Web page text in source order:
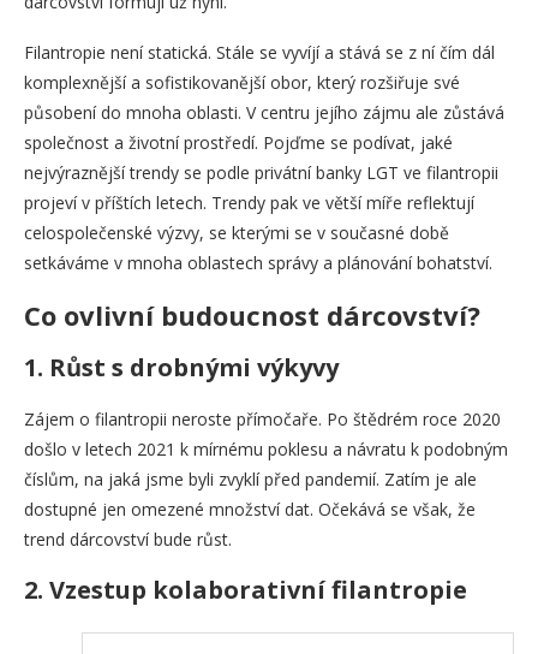
Filantropie není statická. Stále se vyvíjí a stává se z ní čím dál
komplexnější a sofistikovanější obor, který rozšiřuje své
působení do mnoha oblasti. V centru jejího zájmu ale zůstává
společnost a životní prostředí. Pojďme se podívat, jaké
nejvýraznější trendy se podle privátní banky LGT ve filantropii
projeví v příštích letech. Trendy pak ve větší míře reflektují
celospolečenské výzvy, se kterými se v současné době
setkáváme v mnoha oblastech správy a plánování bohatství.
Co ovlivní budoucnost dárcovství?
1. Růst s drobnými výkyvy
Zájem o filantropii neroste přímočaře. Po štědrém roce 2020
došlo v letech 2021 k mírnému poklesu a návratu k podobným
číslům, na jaká jsme byli zvyklí před pandemií. Zatím je ale
dostupné jen omezené množství dat. Očekává se však, že
trend dárcovství bude růst.
2. Vzestup kolaborativní filantropie